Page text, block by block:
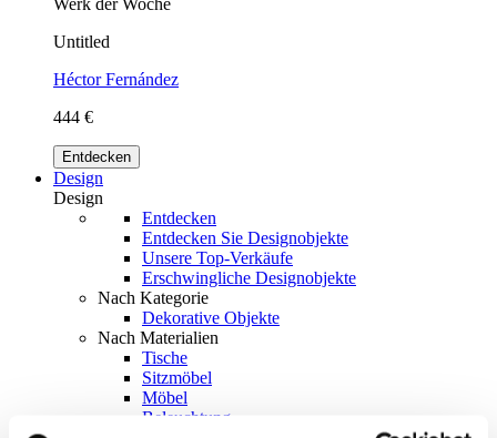
Untitled
Héctor Fernández
444 €
Entdecken
Design
Design
Entdecken
Entdecken Sie Designobjekte
Unsere Top-Verkäufe
Erschwingliche Designobjekte
Nach Kategorie
Dekorative Objekte
Nach Materialien
Tische
Sitzmöbel
Möbel
Beleuchtung